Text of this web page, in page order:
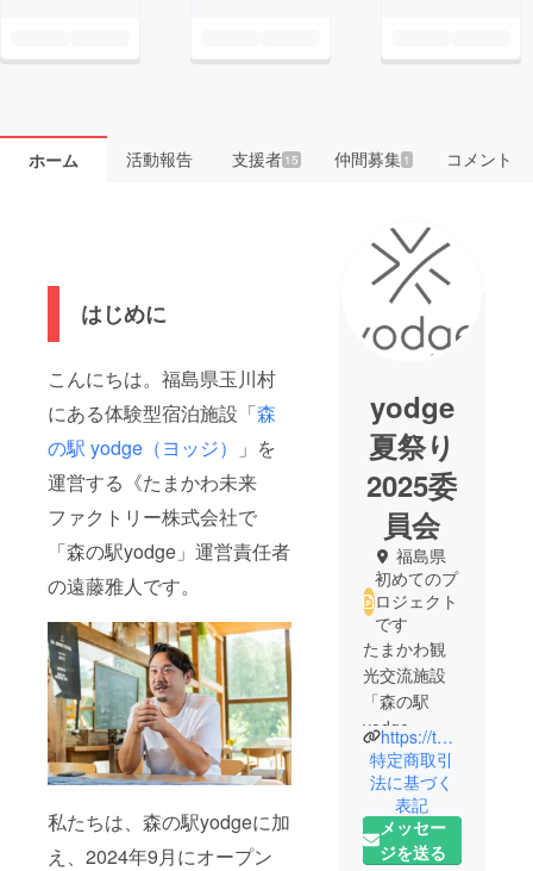
ホーム 活動報告 支援者 15 仲間募集 1 コメント
はじめに
こんにちは。福島県玉川村
にある体験型宿泊施設「森
の駅 yodge（ヨッジ）
」を
運営する《たまかわ未来
ファクトリー株式会社で
「森の駅yodge」運営責任者
の遠藤雅人です。
私たちは、森の駅yodgeに加
え、2024年9月にオープン
yodge
夏祭り
2025委
員会
福島県
初めてのプ
ロジェクト
です
たまかわ観
光交流施設
「森の駅
yodge」 https://tamakawa-yodge.com/
特定商取引
法に基づく
表記
メッセー
ジを送る